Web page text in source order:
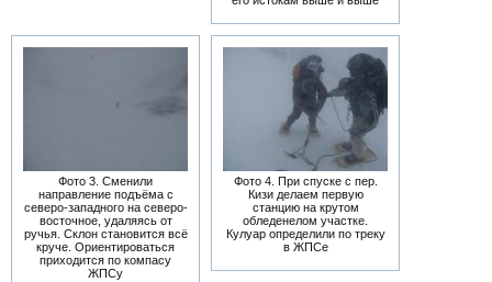
Фото 3. Сменили
направление подъёма с
северо-западного на северо-
восточное, удаляясь от
ручья. Склон становится всё
круче. Ориентироваться
приходится по компасу
ЖПСу
Фото 4. При спуске с пер.
Кизи делаем первую
станцию на крутом
обледенелом участке.
Кулуар определили по треку
в ЖПСе